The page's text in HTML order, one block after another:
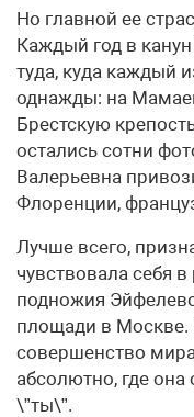
Но главной ее
Каждый год в
туда, куда каждый
однажды: на
Брестскую
остались сотни
Валерьевна
Флоренции,
Лучше всего,
чувствовала себя
подножия
площади в Москве.
совершенство
абсолютно, где
\”ты\”.